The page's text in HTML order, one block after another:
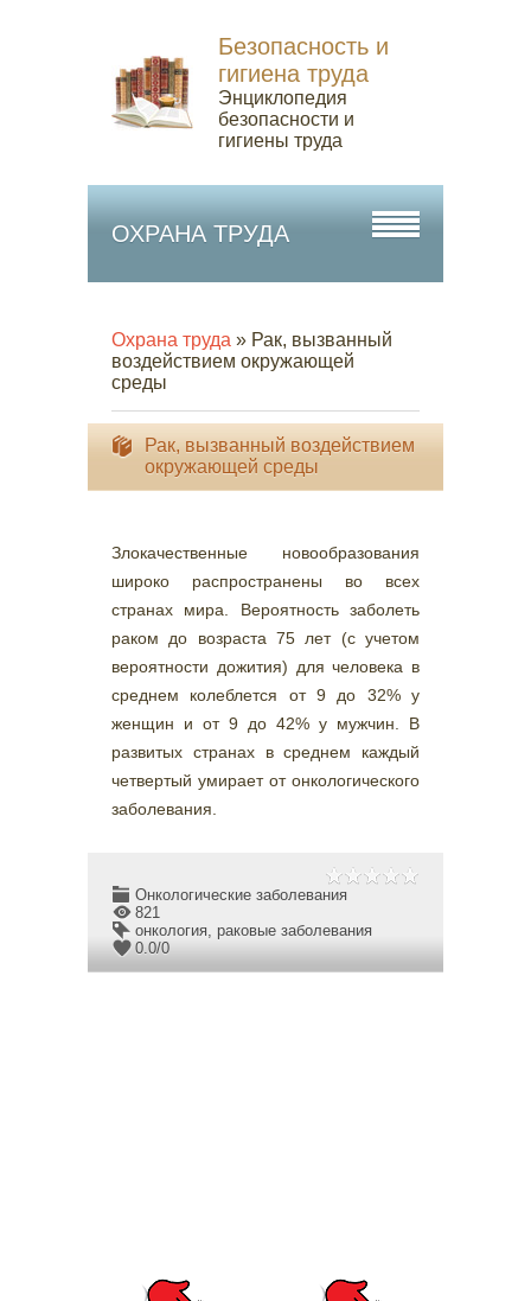
Безопасность и
гигиена труда
Энциклопедия
безопасности и
гигиены труда
ОХРАНА ТРУДА
Охрана труда » Рак, вызванный
воздействием окружающей
среды
Рак, вызванный воздействием
окружающей среды
Злокачественные новообразования
широко распространены во всех
странах мира. Вероятность заболеть
раком до возраста 75 лет (с учетом
вероятности дожития) для человека в
среднем колеблется от 9 до 32% у
женщин и от 9 до 42% у мужчин. В
развитых странах в среднем каждый
четвертый умирает от онкологического
заболевания.
Онкологические заболевания
821
онкология, раковые заболевания
0.0/0